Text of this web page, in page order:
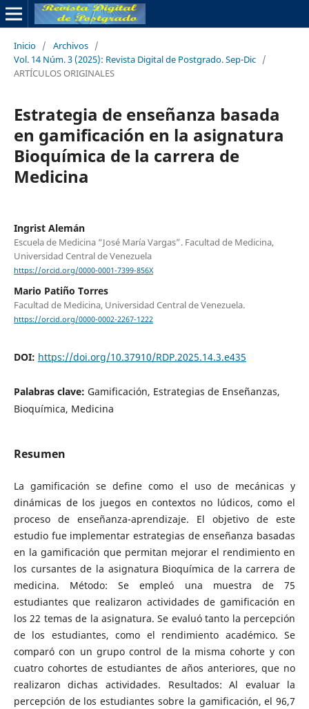
Inicio / Archivos /
Vol. 14 Núm. 3 (2025): Revista Digital de Postgrado. Sep-Dic /
ARTÍCULOS ORIGINALES
Estrategia de enseñanza basada
en gamificación en la asignatura
Bioquímica de la carrera de
Medicina
Ingrist Alemán
Escuela de Medicina “José María Vargas”. Facultad de Medicina,
Universidad Central de Venezuela
https://orcid.org/0000-0001-7399-856X
Mario Patiño Torres
Facultad de Medicina, Universidad Central de Venezuela.
https://orcid.org/0000-0002-2267-1222
DOI: https://doi.org/10.37910/RDP.2025.14.3.e435
Palabras clave: Gamificación, Estrategias de Enseñanzas,
Bioquímica, Medicina
Resumen
La gamificación se define como el uso de mecánicas y
dinámicas de los juegos en contextos no lúdicos, como el
proceso de enseñanza-aprendizaje. El objetivo de este
estudio fue implementar estrategias de enseñanza basadas
en la gamificación que permitan mejorar el rendimiento en
los cursantes de la asignatura Bioquímica de la carrera de
medicina. Método: Se empleó una muestra de 75
estudiantes que realizaron actividades de gamificación en
los 22 temas de la asignatura. Se evaluó tanto la percepción
de los estudiantes, como el rendimiento académico. Se
comparó con un grupo control de la misma cohorte y con
cuatro cohortes de estudiantes de años anteriores, que no
realizaron dichas actividades. Resultados: Al evaluar la
percepción de los estudiantes sobre la gamificación, el 96,7